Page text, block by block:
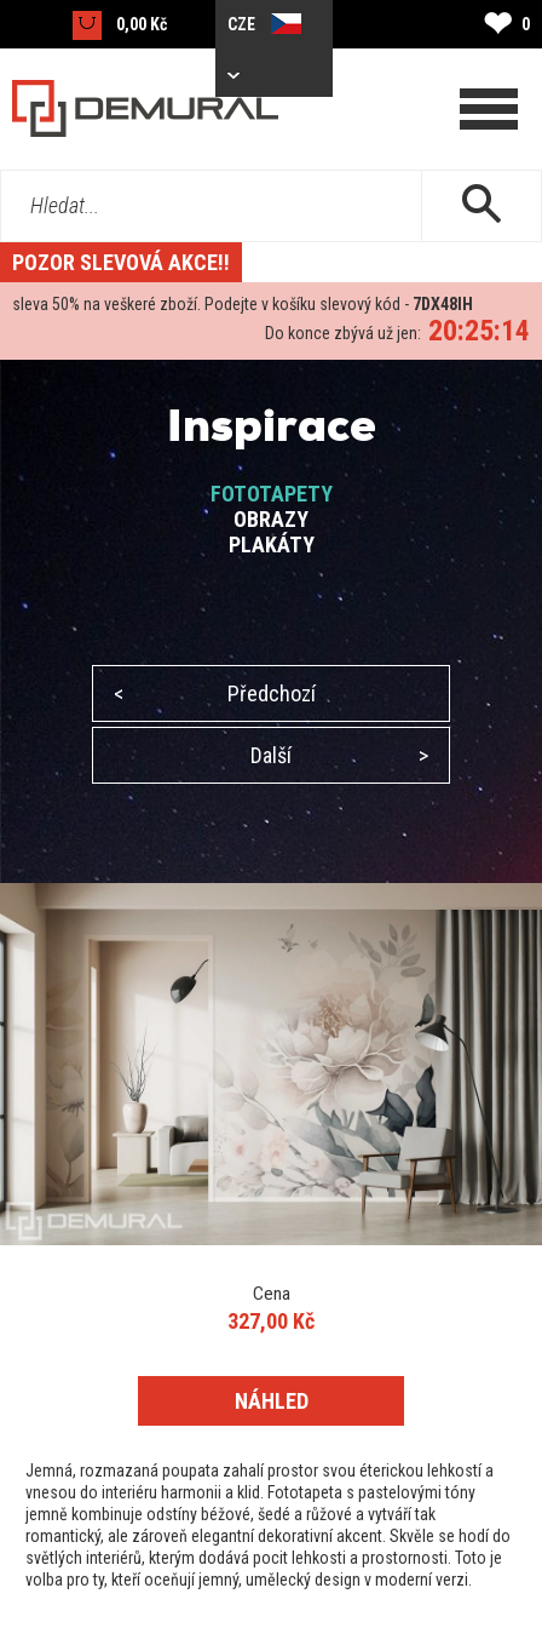
0,00 Kč CZE ❤ 0
Hledat...
POZOR SLEVOVÁ AKCE!!
sleva 50% na veškeré zboží. Podejte v košíku slevový kód - 7DX48IH
20:25:14
Do konce zbývá už jen:
Inspirace
FOTOTAPETY
OBRAZY
PLAKÁTY
< Předchozí
Další >
Cena
327,00 Kč
NÁHLED
Jemná, rozmazaná poupata zahalí prostor svou éterickou lehkostí a
vnesou do interiéru harmonii a klid. Fototapeta s pastelovými tóny
jemně kombinuje odstíny béžové, šedé a růžové a vytváří tak
romantický, ale zároveň elegantní dekorativní akcent. Skvěle se hodí do
světlých interiérů, kterým dodává pocit lehkosti a prostornosti. Toto je
volba pro ty, kteří oceňují jemný, umělecký design v moderní verzi.